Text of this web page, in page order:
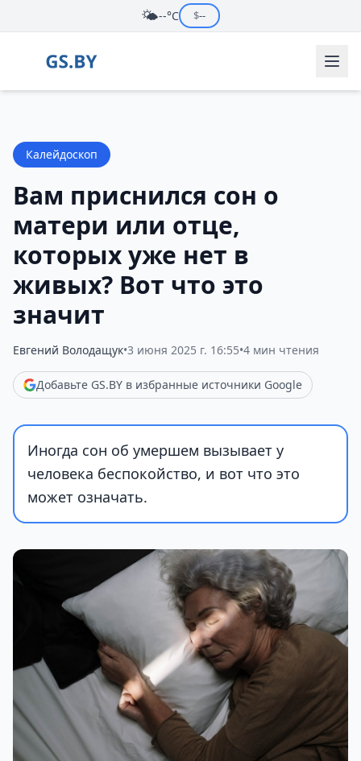
🌤️--°C $--
Калейдоскоп
Вам приснился сон о
матери или отце,
которых уже нет в
живых? Вот что это
значит
Евгений Володащук•3 июня 2025 г. 16:55•4 мин чтения
Добавьте GS.BY в избранные источники Google
Иногда сон об умершем вызывает у
человека беспокойство, и вот что это
может означать.